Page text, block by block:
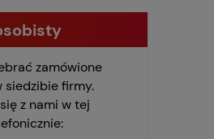
zamówione
siedzibie firmy.
z nami w tej